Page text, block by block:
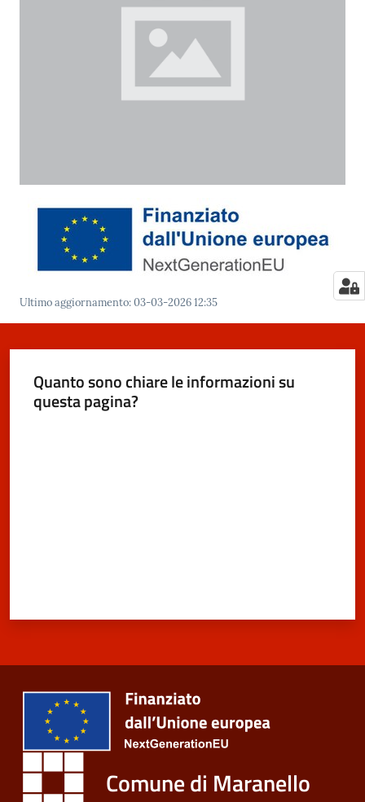
Ultimo aggiornamento:03-03-2026 12:35
Quanto sono chiare le informazioni su
questa pagina?
Comune di Maranello